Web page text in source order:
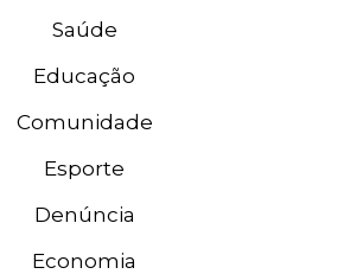
Saúde
Educação
Comunidade
Esporte
Denúncia
Economia